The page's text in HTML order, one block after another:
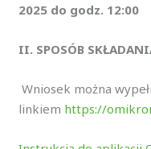
2025 do godz. 12:00
II. SPOSÓB
Wniosek można
linkiem https://